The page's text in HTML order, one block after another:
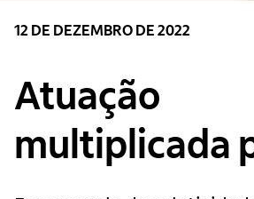
Editais
12 DE DEZEMBRO DE 2022
Atuação
multiplicada